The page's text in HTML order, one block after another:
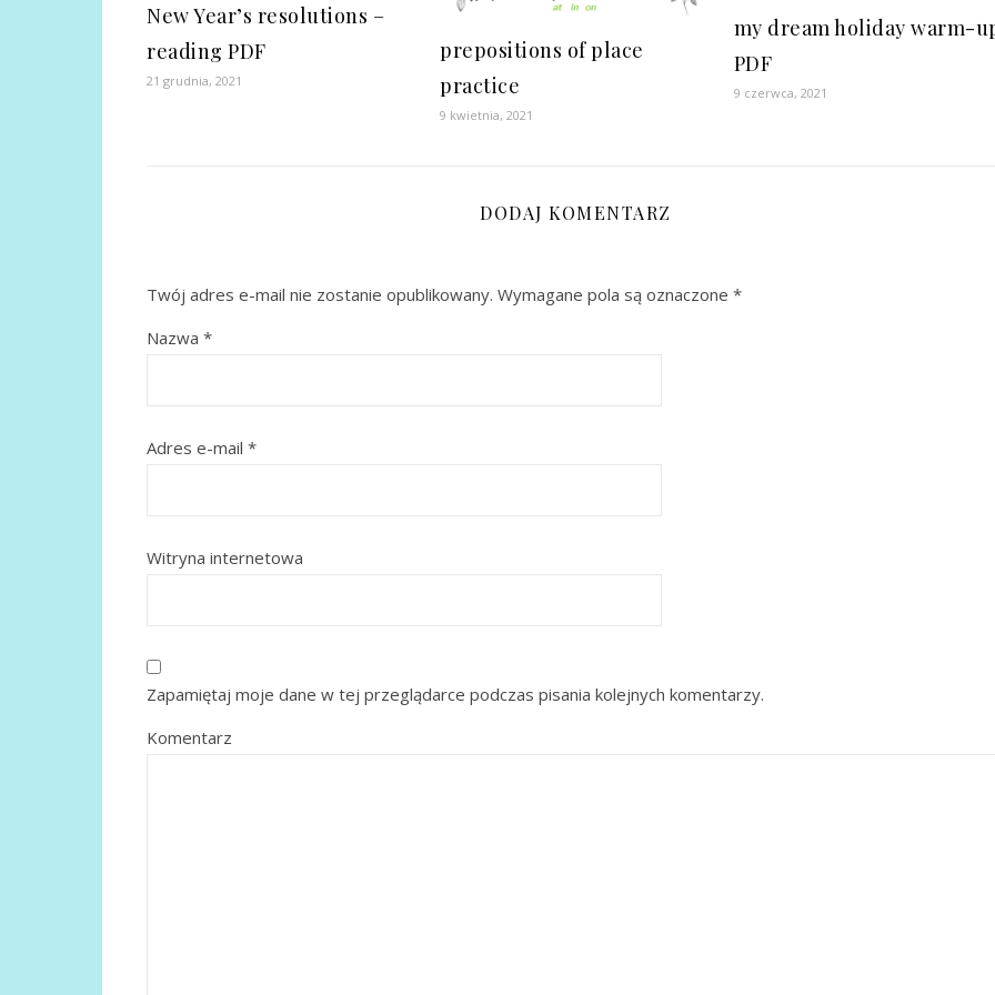
New Year’s resolutions –
reading PDF
21 grudnia, 2021
prepositions of place
practice
9 kwietnia, 2021
my dream holiday warm-
PDF
9 czerwca, 2021
DODAJ KOMENTARZ
Twój adres e-mail nie zostanie opublikowany. Wymagane pola są oznaczone *
Nazwa *
Adres e-mail *
Witryna internetowa
Zapamiętaj moje dane w tej przeglądarce podczas pisania kolejnych komentarzy.
Komentarz